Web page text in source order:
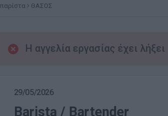
ΘΑΣΟΣ
Η αγγελία εργασίας έχει λήξει
29/05/2026
Barista / Bartender